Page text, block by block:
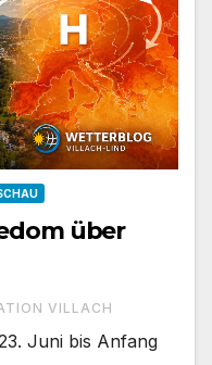
über
VILLACH
Juni bis Anfang